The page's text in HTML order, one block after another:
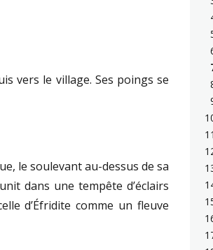
vers le village. Ses poings se
le soulevant au-dessus de sa
dans une tempête d’éclairs
d’Éfridite comme un fleuve